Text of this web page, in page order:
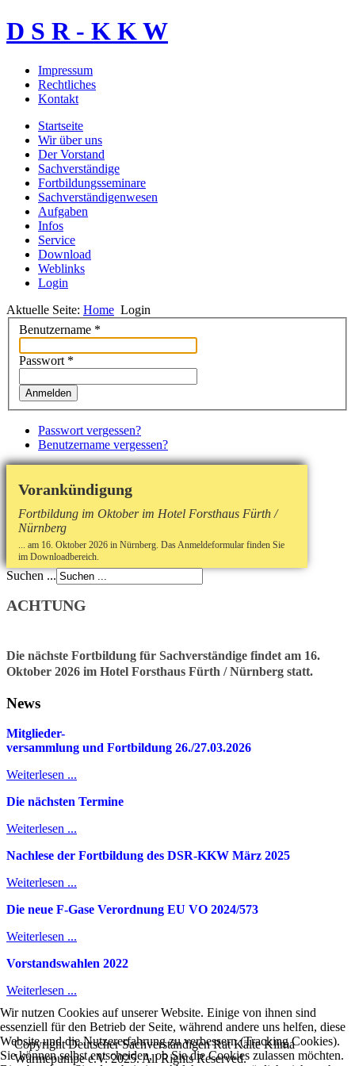
D S R - K K W
Impressum
Rechtliches
Kontakt
Startseite
Wir über uns
Der Vorstand
Sachverständige
Fortbildungsseminare
Sachverständigenwesen
Aufgaben
Infos
Service
Download
Weblinks
Login
Aktuelle Seite: Home Login
Benutzername *
Passwort*
Anmelden
Passwort vergessen?
Benutzername vergessen?
Vorankündigung
Fortbildung im Oktober im Hotel Forsthaus Fürth /
Nürnberg
... am 16. Oktober 2026 in Nürnberg. Das Anmeldeformular finden Sie
im Downloadbereich.
Suchen ...
ACHTUNG
Die nächste Fortbildung für Sachverständige findet am 16.
Oktober 2026 im Hotel Forsthaus Fürth / Nürnberg statt.
News
Mitglieder-
versammlung und Fortbildung 26./27.03.2026
Weiterlesen ...
Die nächsten Termine
Weiterlesen ...
Nachlese der Fortbildung des DSR-KKW März 2025
Weiterlesen ...
Die neue F-Gase Verordnung EU VO 2024/573
Weiterlesen ...
Vorstandswahlen 2022
Weiterlesen ...
Copyright Deutscher Sachverständigen Rat Kälte Klima
Wärmepumpe e.V. 2025. All Rights Reserved.
Wir nutzen Cookies auf unserer Website. Einige von ihnen sind
essenziell für den Betrieb der Seite, während andere uns helfen, diese
Website und die Nutzererfahrung zu verbessern (Tracking Cookies).
Sie können selbst entscheiden, ob Sie die Cookies zulassen möchten.